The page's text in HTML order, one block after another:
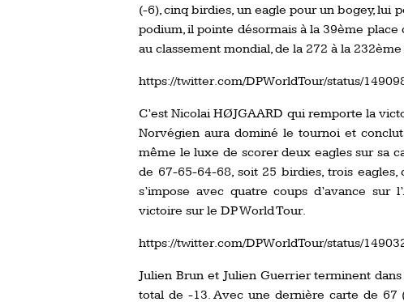
(-6), cinq birdies, un eagle pour un bogey, lui
podium, il pointe désormais à la 39ème
au classement mondial, de la 272 à la 232ème
https://twitter.com/DPWorldTour/status/
C’est Nicolai HØJGAARD qui remporte la
Norvégien aura dominé le tournoi et
même le luxe de scorer deux eagles sur sa
de 67-65-64-68, soit 25 birdies, trois
s’impose avec quatre coups d’avance sur
victoire sur le DP World Tour.
https://twitter.com/DPWorldTour/status/
Julien Brun et Julien Guerrier terminent
total de -13. Avec une dernière carte de